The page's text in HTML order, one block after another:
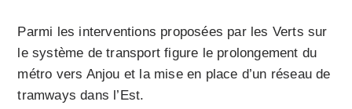
Parmi les interventions proposées par les Verts sur
le système de transport figure le prolongement du
métro vers Anjou et la mise en place d’un réseau de
tramways dans l’Est.